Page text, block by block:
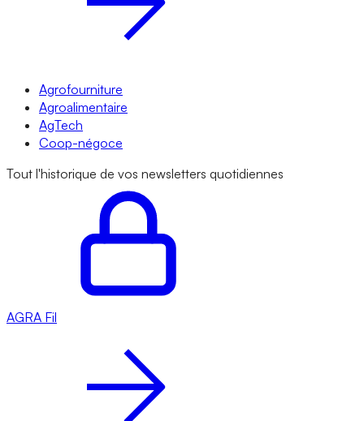
Agrofourniture
Agroalimentaire
AgTech
Coop-négoce
Tout l'historique de vos newsletters quotidiennes
AGRA Fil